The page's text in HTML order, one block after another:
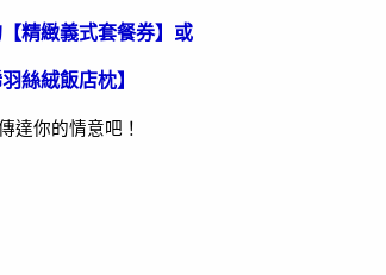
精緻義式套餐券】 或
絲絨飯店枕】
達你的情意吧！